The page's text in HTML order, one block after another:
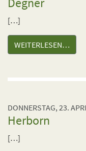
[…]
WEITERLESEN…
DONNERSTAG, 23.
Herborn
[…]